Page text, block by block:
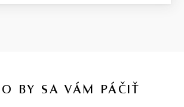
BY SA VÁM PÁČIŤ